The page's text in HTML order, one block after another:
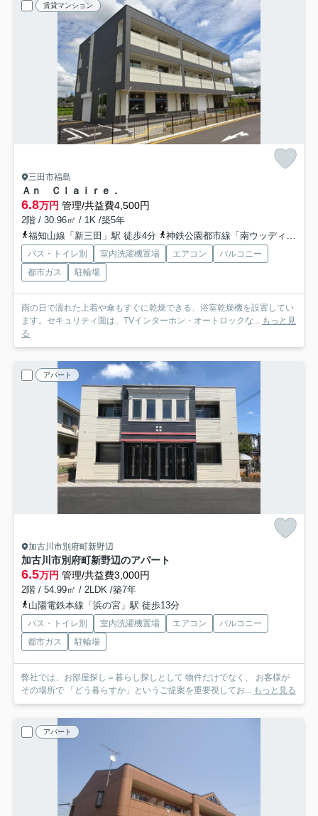
賃貸マンション
三田市福島
Ａｎ Ｃｌａｉｒｅ．
6.8万円 管理/共益費4,500円
2階 / 30.96㎡ / 1K /築5年
福知山線「新三田」駅 徒歩4分
神鉄公園都市線「南ウッディタウン」駅 徒歩29分
バス・トイレ別 室内洗濯機置場 エアコン
バルコニー
都市ガス
駐輪場
雨の日で濡れた上着や傘もすぐに乾燥できる、浴室乾燥機を設置してい
ます。セキュリティ面は、TVインターホン・オートロックな... もっと見
る
アパート
加古川市別府町新野辺
加古川市別府町新野辺のアパート
6.5万円 管理/共益費3,000円
2階 / 54.99㎡ / 2LDK /築7年
山陽電鉄本線「浜の宮」駅 徒歩13分
バス・トイレ別 室内洗濯機置場 エアコン
バルコニー
都市ガス
駐輪場
弊社では、お部屋探し＝暮らし探しとして 物件だけでなく、 お客様が
その場所で 「どう暮らすか」というご提案を重要視してお... もっと見る
アパート